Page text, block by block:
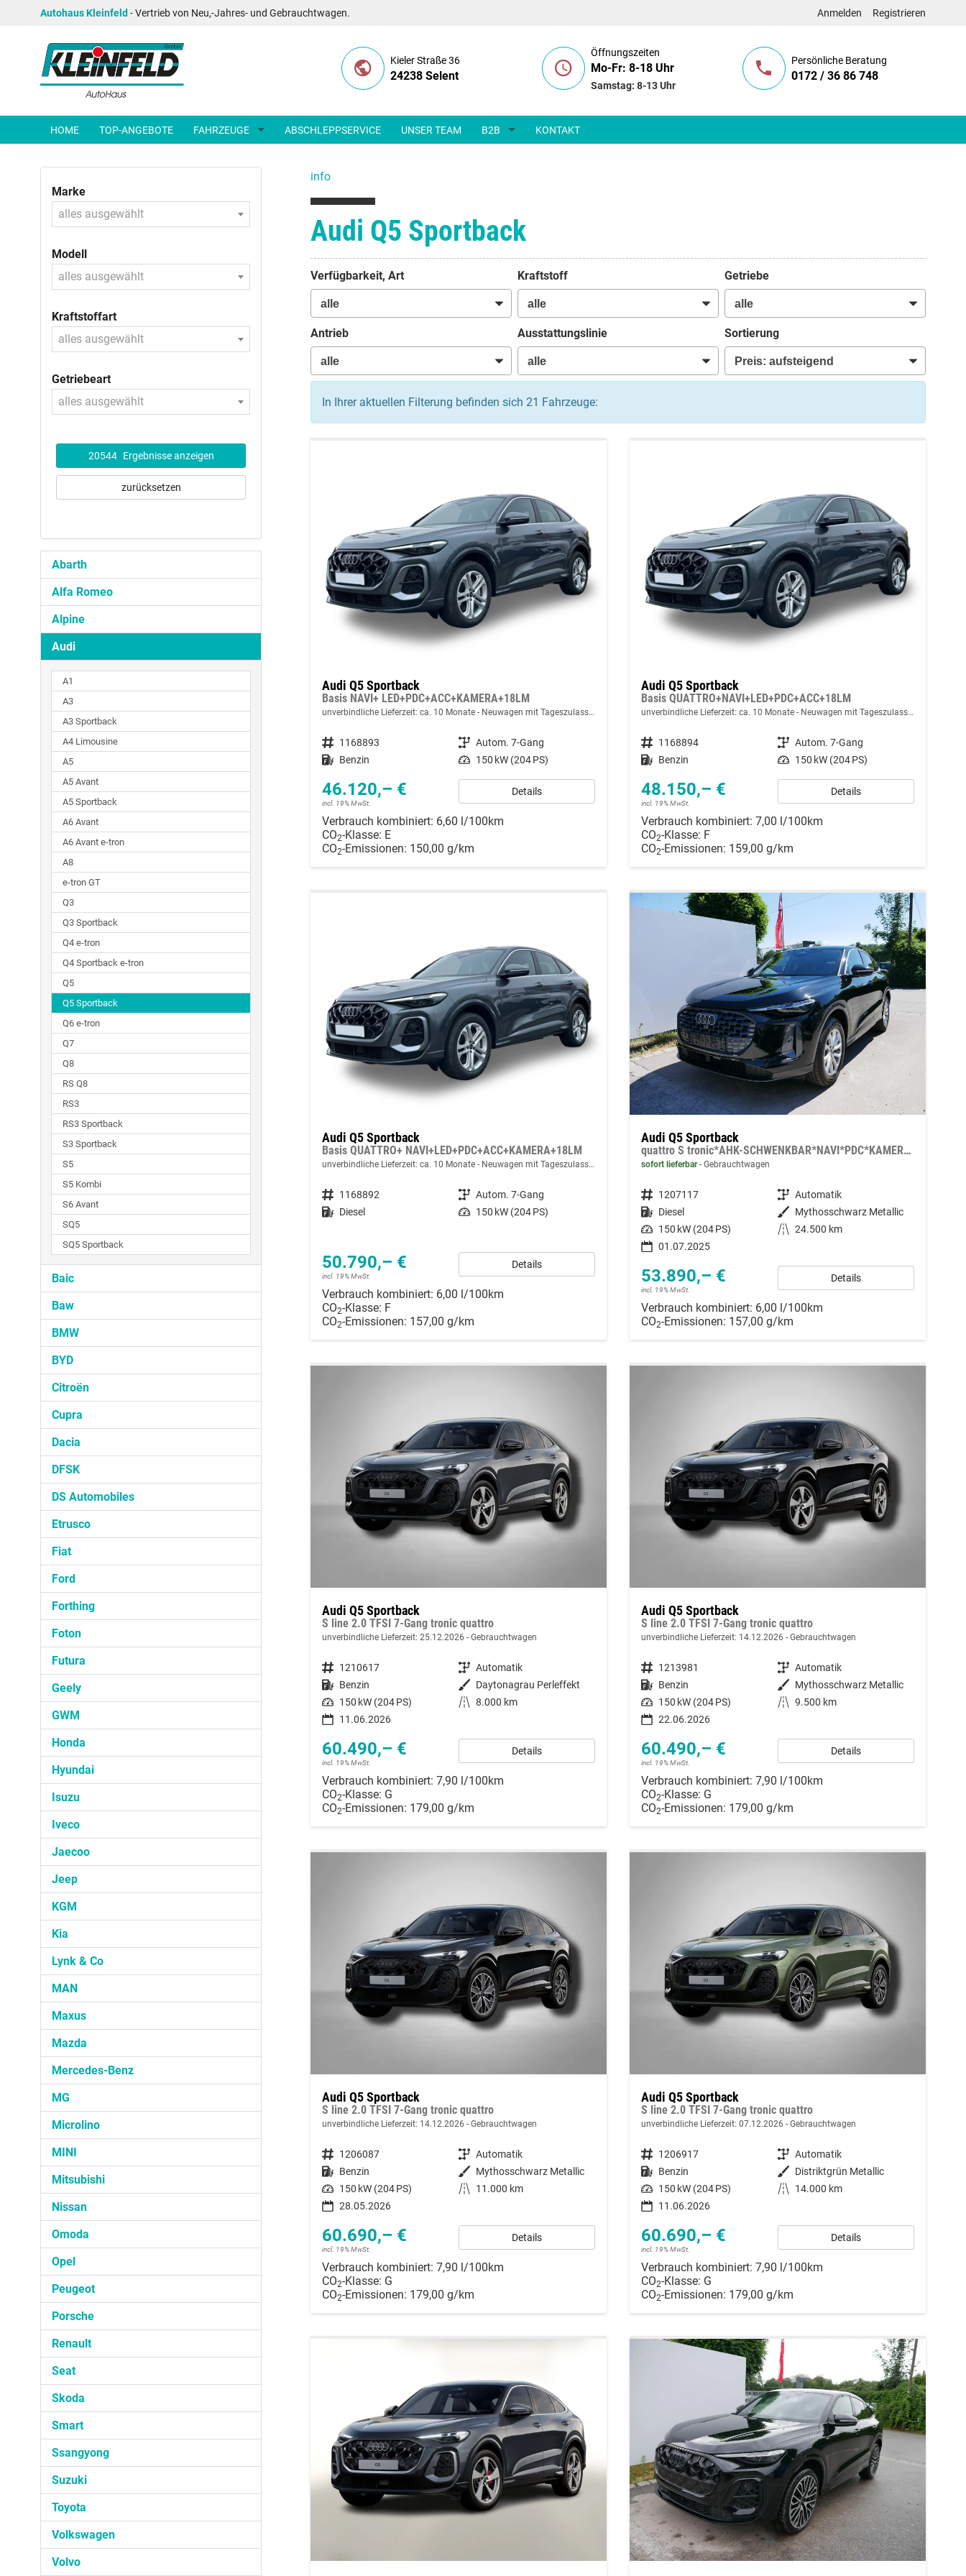
Autohaus Kleinfeld - Vertrieb von Neu,-Jahres- und Gebrauchtwagen. Anmelden Registrieren
Kieler Straße 36
24238 Selent
Öffnungszeiten
Mo-Fr: 8-18 Uhr
Samstag: 8-13 Uhr
Persönliche Beratung
0172 / 36 86 748
HOME TOP-ANGEBOTE FAHRZEUGE ABSCHLEPPSERVICE UNSER TEAM B2B KONTAKT
info
Audi Q5 Sportback
Verfügbarkeit, Art Kraftstoff Getriebe
Antrieb Ausstattungslinie Sortierung
In Ihrer aktuellen Filterung befinden sich 21 Fahrzeuge:
Audi Q5 Sportback
Basis NAVI+ LED+PDC+ACC+KAMERA+18LM
unverbindliche Lieferzeit: ca. 10 Monate Neuwagen mit Tageszulassung
Fahrzeugnummer 1168893 Getriebe Autom. 7-Gang
Kraftstoff Benzin Leistung 150 kW (204 PS)
46.120,– €
incl. 19% MwSt.
Details
Verbrauch kombiniert: 6,60 l/100km
CO2-Klasse: E
CO2-Emissionen: 150,00 g/km
Audi Q5 Sportback
Basis QUATTRO+NAVI+LED+PDC+ACC+18LM
unverbindliche Lieferzeit: ca. 10 Monate Neuwagen mit Tageszulassung
Fahrzeugnummer 1168894 Getriebe Autom. 7-Gang
Kraftstoff Benzin Leistung 150 kW (204 PS)
48.150,– €
incl. 19% MwSt.
Details
Verbrauch kombiniert: 7,00 l/100km
CO2-Klasse: F
CO2-Emissionen: 159,00 g/km
Audi Q5 Sportback
Basis QUATTRO+ NAVI+LED+PDC+ACC+KAMERA+18LM
unverbindliche Lieferzeit: ca. 10 Monate Neuwagen mit Tageszulassung
Fahrzeugnummer 1168892 Getriebe Autom. 7-Gang
Kraftstoff Diesel Leistung 150 kW (204 PS)
50.790,– €
incl. 19% MwSt.
Details
Verbrauch kombiniert: 6,00 l/100km
CO2-Klasse: F
CO2-Emissionen: 157,00 g/km
Audi Q5 Sportback
quattro S tronic*AHK-SCHWENKBAR*NAVI*PDC*KAMERA*LED*TEMPOMAT*SHZ*
sofort lieferbar Gebrauchtwagen
Fahrzeugnummer 1207117 Getriebe Automatik
Kraftstoff Diesel Außenfarbe Mythosschwarz Metallic
Leistung 150 kW (204 PS) Kilometerstand 24.500 km
01.07.2025
53.890,– €
incl. 19% MwSt.
Details
Verbrauch kombiniert: 6,00 l/100km
CO2-Emissionen: 157,00 g/km
Audi Q5 Sportback
S line 2.0 TFSI 7-Gang tronic quattro
unverbindliche Lieferzeit: 25.12.2026 Gebrauchtwagen
Fahrzeugnummer 1210617 Getriebe Automatik
Kraftstoff Benzin Außenfarbe Daytonagrau Perleffekt
Leistung 150 kW (204 PS) Kilometerstand 8.000 km
11.06.2026
60.490,– €
incl. 19% MwSt.
Details
Verbrauch kombiniert: 7,90 l/100km
CO2-Klasse: G
CO2-Emissionen: 179,00 g/km
Audi Q5 Sportback
S line 2.0 TFSI 7-Gang tronic quattro
unverbindliche Lieferzeit: 14.12.2026 Gebrauchtwagen
Fahrzeugnummer 1213981 Getriebe Automatik
Kraftstoff Benzin Außenfarbe Mythosschwarz Metallic
Leistung 150 kW (204 PS) Kilometerstand 9.500 km
22.06.2026
60.490,– €
incl. 19% MwSt.
Details
Verbrauch kombiniert: 7,90 l/100km
CO2-Klasse: G
CO2-Emissionen: 179,00 g/km
Audi Q5 Sportback
S line 2.0 TFSI 7-Gang tronic quattro
unverbindliche Lieferzeit: 14.12.2026 Gebrauchtwagen
Fahrzeugnummer 1206087 Getriebe Automatik
Kraftstoff Benzin Außenfarbe Mythosschwarz Metallic
Leistung 150 kW (204 PS) Kilometerstand
11.000 km
28.05.2026
60.690,– €
incl. 19% MwSt.
Details
Verbrauch kombiniert: 7,90 l/100km
CO2-Klasse: G
CO2-Emissionen: 179,00 g/km
Audi Q5 Sportback
S line 2.0 TFSI 7-Gang tronic quattro
unverbindliche Lieferzeit: 07.12.2026 Gebrauchtwagen
Fahrzeugnummer 1206917 Getriebe Automatik
Kraftstoff Benzin Außenfarbe Distriktgrün Metallic
Leistung 150 kW (204 PS) Kilometerstand
14.000 km
11.06.2026
60.690,– €
incl. 19% MwSt.
Details
Verbrauch kombiniert: 7,90 l/100km
CO2-Klasse: G
CO2-Emissionen: 179,00 g/km
Marke
alles ausgewählt
Modell
alles ausgewählt
Kraftstoffart
alles ausgewählt
Getriebeart
alles ausgewählt
20544 Ergebnisse anzeigen
zurücksetzen
Abarth
Alfa Romeo
Alpine
Audi
A1
A3
A3 Sportback
A4 Limousine
A5
A5 Avant
A5 Sportback
A6 Avant
A6 Avant e-tron
A8
e-tron GT
Q3
Q3 Sportback
Q4 e-tron
Q4 Sportback e-tron
Q5
Q5 Sportback
Q6 e-tron
Q7
Q8
RS Q8
RS3
RS3 Sportback
S3 Sportback
S5
S5 Kombi
S6 Avant
SQ5
SQ5 Sportback
Baic
Baw
BMW
BYD
Citroën
Cupra
Dacia
DFSK
DS Automobiles
Etrusco
Fiat
Ford
Forthing
Foton
Futura
Geely
GWM
Honda
Hyundai
Isuzu
Iveco
Jaecoo
Jeep
KGM
Kia
Lynk & Co
MAN
Maxus
Mazda
Mercedes-Benz
MG
Microlino
MINI
Mitsubishi
Nissan
Omoda
Opel
Peugeot
Porsche
Renault
Seat
Skoda
Smart
Ssangyong
Suzuki
Toyota
Volkswagen
Volvo